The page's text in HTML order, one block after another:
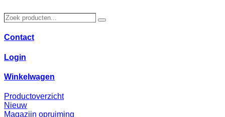
naar
inhoud
Zoek
Zoeken
Contact
Login
Winkelwagen
Productoverzicht
Nieuw
Magazijn opruiming